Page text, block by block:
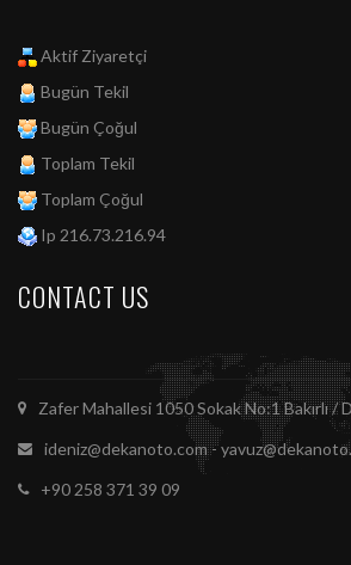
Aktif Ziyaretçi
Bugün Tekil
Bugün Çoğul
Toplam Tekil
Toplam Çoğul
Ip 216.73.216.94
CONTACT US
Zafer Mahallesi 1050 Sokak No:1 Bakırlı /
ideniz@dekanoto.com -
+90 258 371 39 09